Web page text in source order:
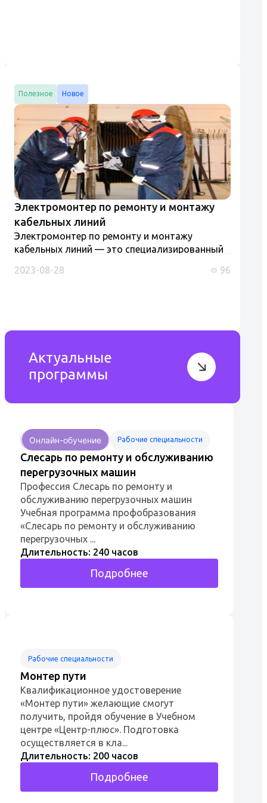
Полезное Новое
Электромонтер по ремонту и монтажу
кабельных линий
Электромонтер по ремонту и монтажу
кабельных линий — это специализированный
ремонт и обслуживание кабельных линий,
2023-08-28 96
Актуальные
программы
Онлайн-обучение Рабочие специальности
Слесарь по ремонту и обслуживанию
перегрузочных машин
Профессия Слесарь по ремонту и
обслуживанию перегрузочных машин
Учебная программа профобразования
«Слесарь по ремонту и обслуживанию
перегрузочных ...
Длительность: 240 часов
Подробнее
Рабочие специальности
Монтер пути
Квалификационное удостоверение
«Монтер пути» желающие смогут
получить, пройдя обучение в Учебном
центре «Центр-плюс». Подготовка
осуществляется в кла...
Длительность: 200 часов
Подробнее